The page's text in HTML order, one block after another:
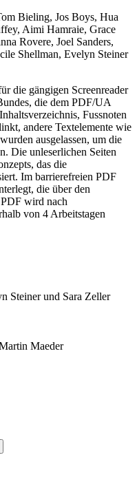
Bieling, Jos Boys, Hua
Aimi Hamraie, Grace
Rovere, Joel Sanders,
Shellman, Evelyn Steiner
die gängigen Screenreader
die dem PDF/UA
Fussnoten
andere Textelemente wie
ausgelassen, um die
Die unleserlichen Seiten
das die
Im barrierefreien PDF
die über den
PDF wird nach
von 4 Arbeitstagen
Steiner und Sara Zeller
Maeder